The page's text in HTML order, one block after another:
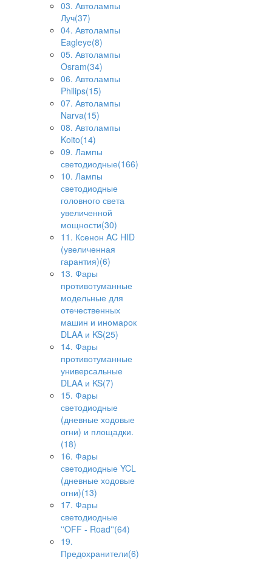
03. Автолампы
Луч(37)
04. Автолампы
Eagleye(8)
05. Автолампы
Osram(34)
06. Автолампы
Philips(15)
07. Автолампы
Narva(15)
08. Автолампы
Koito(14)
09. Лампы
светодиодные(166)
10. Лампы
светодиодные
головного света
увеличенной
мощности(30)
11. Ксенон AC HID
(увеличенная
гарантия)(6)
13. Фары
противотуманные
модельные для
отечественных
машин и иномарок
DLAA и KS(25)
14. Фары
противотуманные
универсальные
DLAA и KS(7)
15. Фары
светодиодные
(дневные ходовые
огни) и площадки.
(18)
16. Фары
светодиодные YCL
(дневные ходовые
огни)(13)
17. Фары
светодиодные
''OFF - Road''(64)
19.
Предохранители(6)